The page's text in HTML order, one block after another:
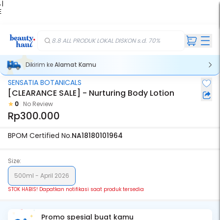
|
8.8 ALL PRODUK LOKAL DISKON s.d. 70%
Dikirim keAlamat Kamu
Stok Habis
SENSATIA BOTANICALS
[CLEARANCE SALE] - Nurturing Body Lotion
0 No Review
Rp300.000
BPOM Certified No.NA18180101964
Size:
500ml - April 2026
STOK HABIS! Dapatkan notifikasi saat produk tersedia
Promo spesial buat kamu